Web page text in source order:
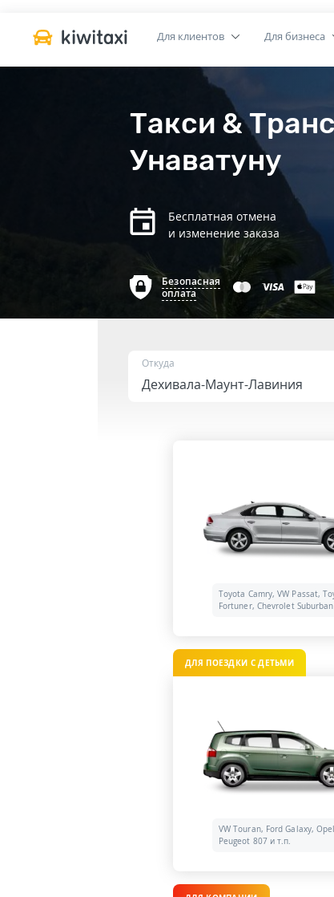
Для клиентов Для бизнеса
Такси &
Унаватуну
Бесплатная отмена
и изменение заказа
Безопасная
оплата
Откуда
Toyota Camry, VW Passat,
Fortuner, Chevrolet
ДЛЯ ПОЕЗДКИ С ДЕТЬМИ
VW Touran, Ford Galaxy,
Peugeot 807 и т.п.